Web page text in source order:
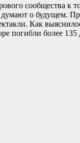
сообщества к
о будущем.
Как
погибли более 135